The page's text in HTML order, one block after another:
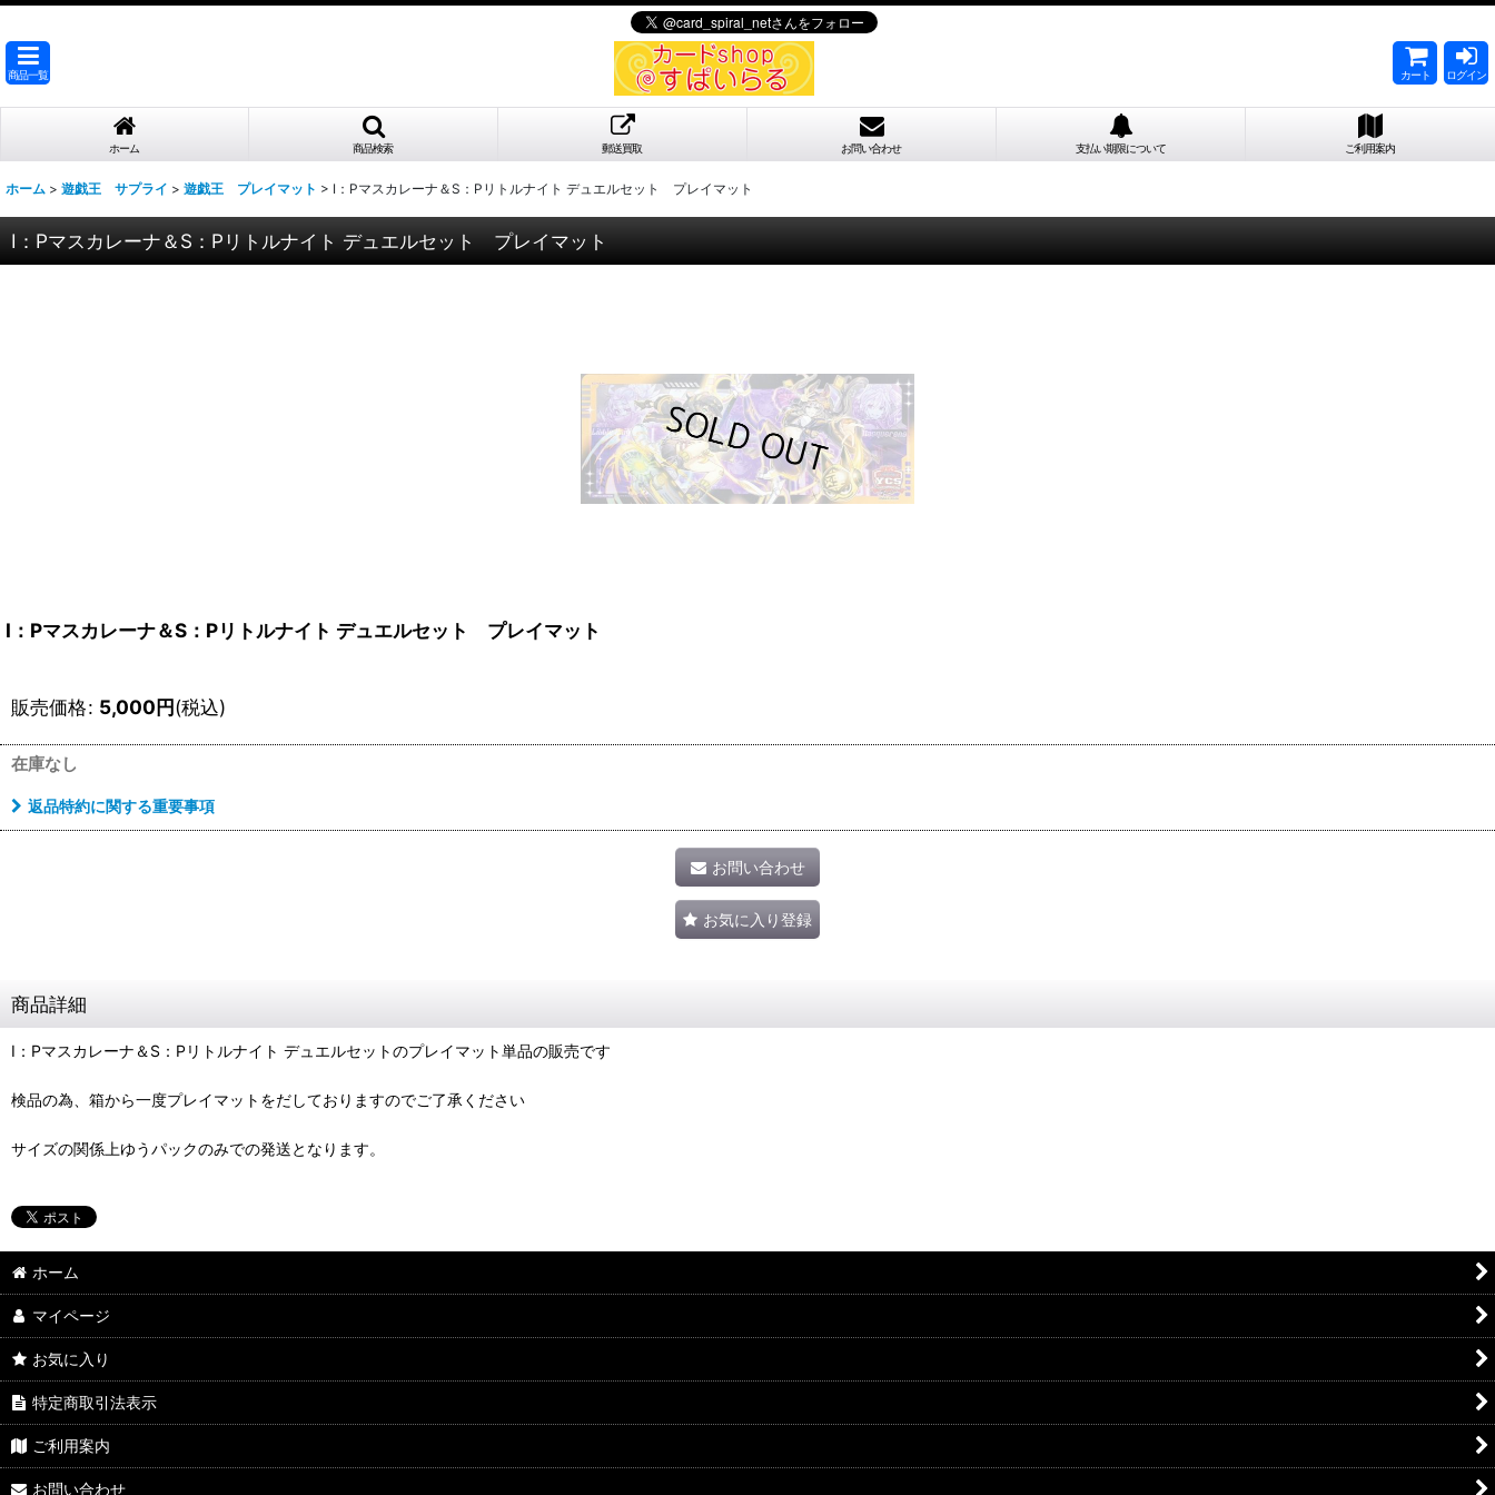
商品一覧 カート ログイン
ホーム 商品検索 郵送買取 お問い合わせ 支払い期限について ご利用案内
ホーム > 遊戯王 サプライ > 遊戯王 プレイマット > I：Pマスカレーナ＆S：Pリトルナイト デュエルセット プレイマット
I：Pマスカレーナ＆S：Pリトルナイト デュエルセット プレイマット
I：Pマスカレーナ＆S：Pリトルナイト デュエルセット プレイマット
販売価格: 5,000円(税込)
在庫なし
返品特約に関する重要事項
お問い合わせ
お気に入り登録
商品詳細
I：Pマスカレーナ＆S：Pリトルナイト デュエルセットのプレイマット単品の販売です
検品の為、箱から一度プレイマットをだしておりますのでご了承ください
サイズの関係上ゆうパックのみでの発送となります。
ホーム
マイページ
お気に入り
特定商取引法表示
ご利用案内
お問い合わせ